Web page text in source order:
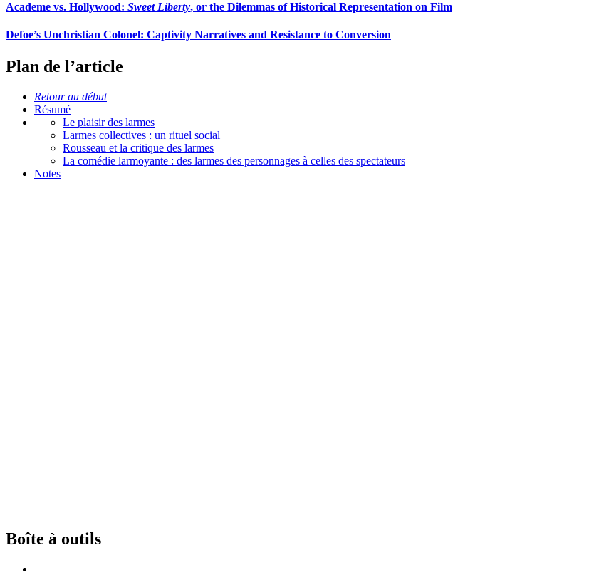
Academe vs. Hollywood: Sweet Liberty, or the Dilemmas of Historical Representation on Film
Defoe’s Unchristian Colonel: Captivity Narratives and Resistance to Conversion
Plan de l’article
Retour au début
Résumé
Le plaisir des larmes
Larmes collectives : un rituel social
Rousseau et la critique des larmes
La comédie larmoyante : des larmes des personnages à celles des spectateurs
Notes
Boîte à outils